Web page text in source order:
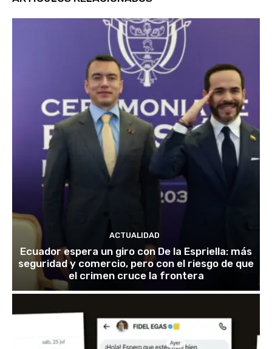
ACTUALIDAD
Ecuador espera un giro con De la Espriella: más
seguridad y comercio, pero con el riesgo de que
el crimen cruce la frontera